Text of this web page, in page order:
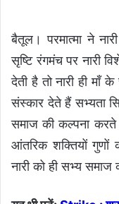
बैतूल। परमात्मा ने
सृष्टि रंगमंच पर नारी
देती है तो नारी ही
संस्कार देते हैं सभ्यता
समाज की कल्पना
आंतरिक शक्तियों गुणों
नारी को ही सभ्य समाज